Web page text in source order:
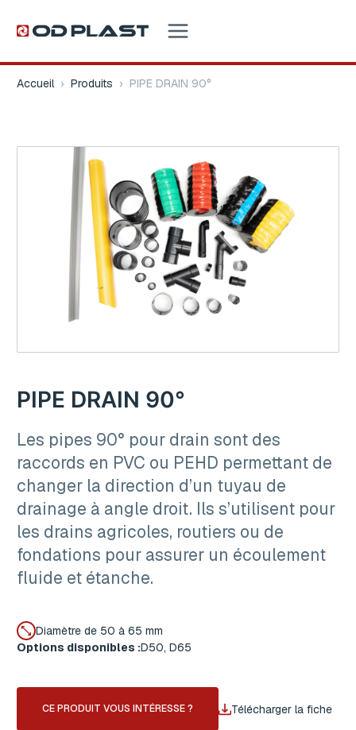
Accueil › Produits › PIPE DRAIN 90°
PIPE DRAIN 90°
Les pipes 90° pour drain sont des
raccords en PVC ou PEHD permettant de
changer la direction d’un tuyau de
drainage à angle droit. Ils s’utilisent pour
les drains agricoles, routiers ou de
fondations pour assurer un écoulement
fluide et étanche.
Diamètre de 50 à 65 mm
Options disponibles :D50, D65
CE PRODUIT VOUS INTÉRESSE ? Télécharger la fiche